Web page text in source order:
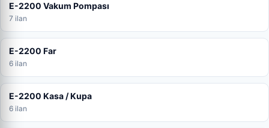
E-2200 Vakum Pompası
7 ilan
E-2200 Far
6 ilan
E-2200 Kasa / Kupa
6 ilan